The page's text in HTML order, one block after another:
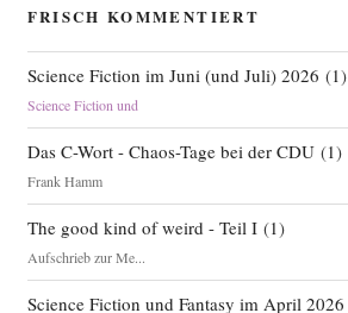
FRISCH KOMMENTIERT
Science Fiction im Juni (und Juli) 2026 (1)
Science Fiction und
Das C-Wort - Chaos-Tage bei der CDU(1)
Frank Hamm
The good kind of weird - Teil I(1)
Aufschrieb zur Me...
Science Fiction und Fantasy im April 2026